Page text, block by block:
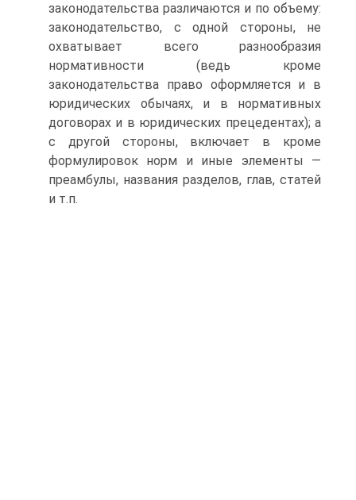
законодательства различаются и по объему:
законодательство, с одной стороны, не
охватывает всего разнообразия
нормативности (ведь кроме
законодательства право оформляется и в
юридических обычаях, и в нормативных
договорах и в юридических прецедентах); а
с другой стороны, включает в кроме
формулировок норм и иные элементы —
преамбулы, названия разделов, глав, статей
и т.п.